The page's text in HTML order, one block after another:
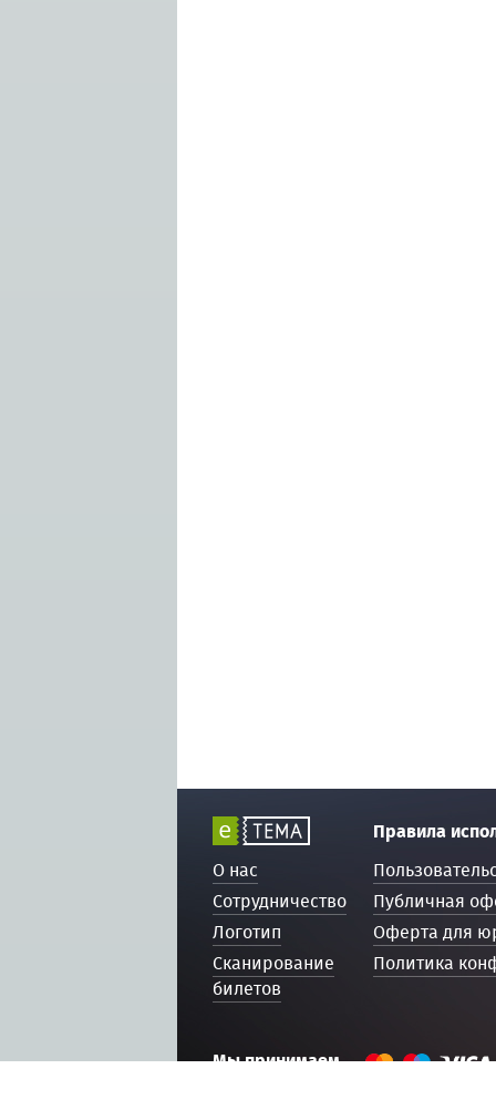
О нас
Сотрудничество
Логотип
Сканирование
билетов
Правила
Публичная
Оферта для
Политика
Мы принимаем